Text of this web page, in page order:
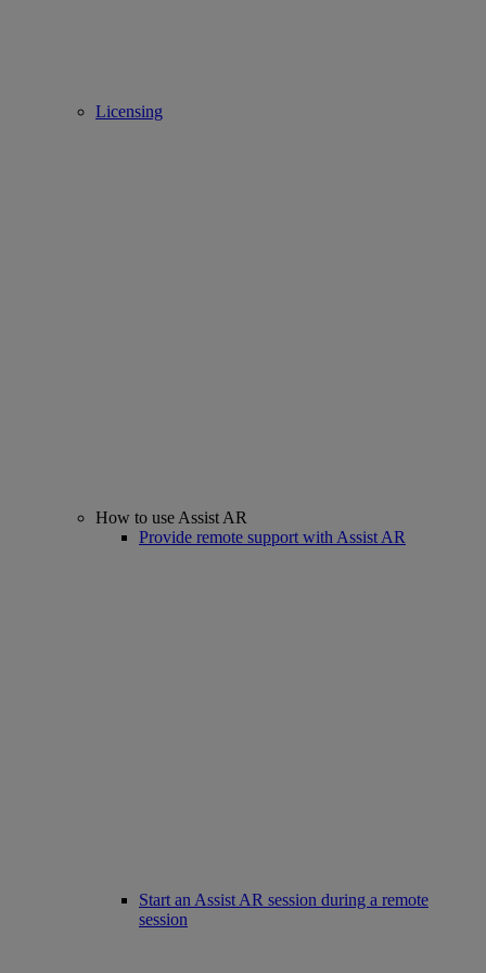
Licensing
How to use Assist AR
Provide remote support with Assist AR
Start an Assist AR session during a remote
session